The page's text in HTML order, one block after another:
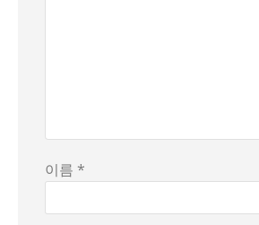
이름 *